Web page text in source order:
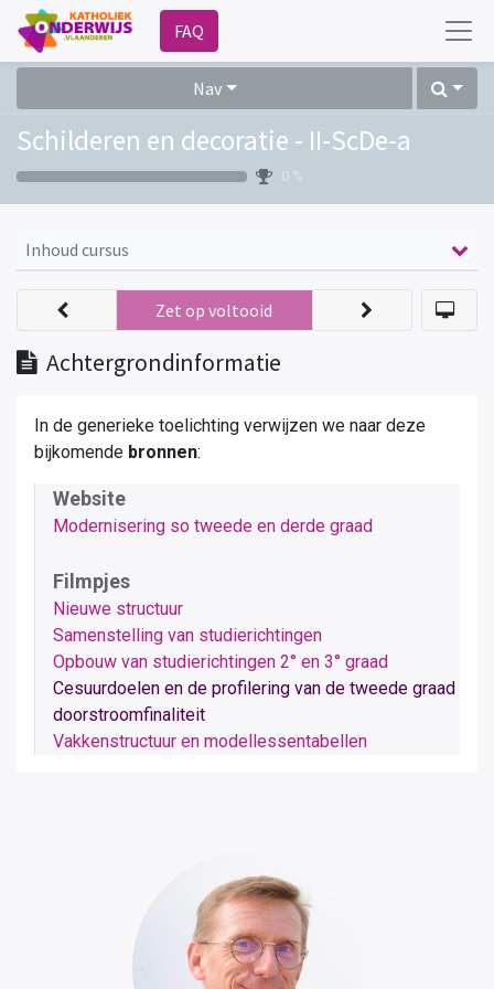
FAQ
Nav
Schilderen en decoratie - II-ScDe-a
0 %
Inhoud cursus
Achtergrondinformatie
Zet op voltooid
In de generieke toelichting verwijzen we naar deze
bijkomende bronnen:
Website
Modernisering so tweede en derde graad
Filmpjes
Nieuwe structuur
Samenstelling van studierichtingen
Opbouw van studierichtingen 2° en 3° graad
Cesuurdoelen en de profilering van de tweede graad
doorstroomfinaliteit
Vakkenstructuur en modellessentabellen